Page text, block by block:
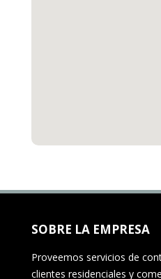
SOBRE LA EMPRESA
Proveemos servicios de
clientes residenciales y